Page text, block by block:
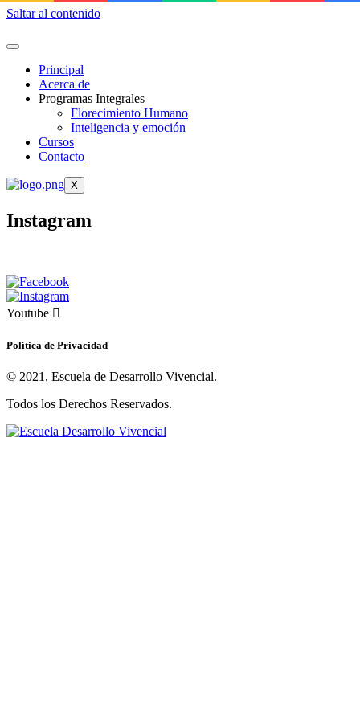
Saltar al contenido
Principal
Acerca de
Programas Integrales
Florecimiento Humano
Inteligencia y emoción
Cursos
Contacto
X
Instagram
Youtube
Política de Privacidad
© 2021, Escuela de Desarrollo Vivencial.
Todos los Derechos Reservados.